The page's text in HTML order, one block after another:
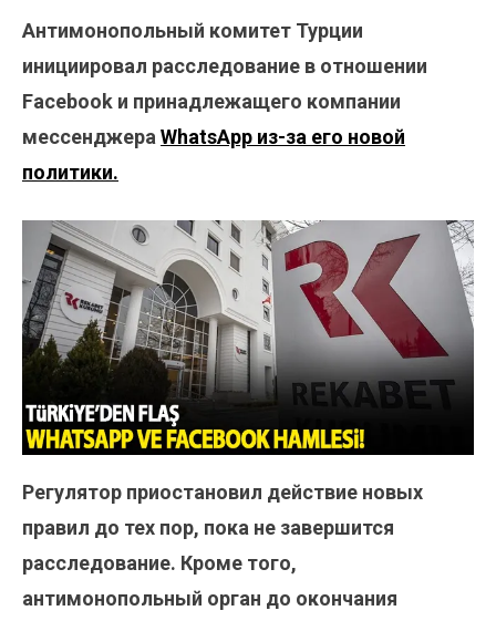
Антимонопольный комитет Турции
инициировал расследование в отношении
Facebook и принадлежащего компании
мессенджера WhatsApp из-за его новой
политики.
Регулятор приостановил действие новых
правил до тех пор, пока не завершится
расследование. Кроме того,
антимонопольный орган до окончания